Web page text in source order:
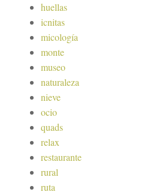
huellas
icnitas
micología
monte
museo
naturaleza
nieve
ocio
quads
relax
restaurante
rural
ruta